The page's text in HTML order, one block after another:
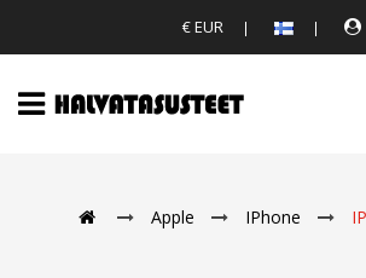
€ EUR
Apple IPhone